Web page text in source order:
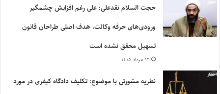
حجت السلام نقدعلی: علی رغم افزایش چشمگیر
ورودی‌های حرفه وکالت، هدف اصلی طراحان قانون
تسهیل محقق نشده است
۱۴ مرداد ۱۴۰۵
نظریه مشورتی با موضوع: تکلیف دادگاه کیفری در مورد